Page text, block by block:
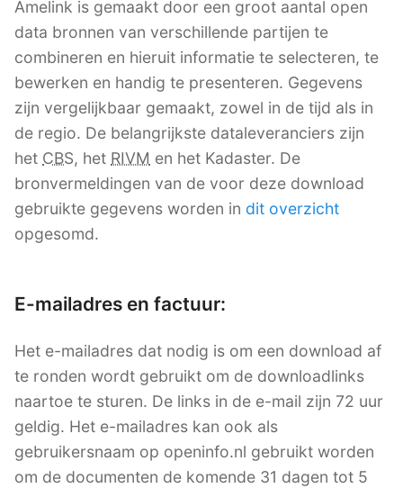
Amelink is gemaakt door een groot aantal open
data bronnen van verschillende partijen te
combineren en hieruit informatie te selecteren, te
bewerken en handig te presenteren. Gegevens
zijn vergelijkbaar gemaakt, zowel in de tijd als in
de regio. De belangrijkste dataleveranciers zijn
het CBS, het RIVM en het Kadaster. De
bronvermeldingen van de voor deze download
gebruikte gegevens worden in dit overzicht
opgesomd.
E-mailadres en factuur:
Het e-mailadres dat nodig is om een download af
te ronden wordt gebruikt om de downloadlinks
naartoe te sturen. De links in de e-mail zijn 72 uur
geldig. Het e-mailadres kan ook als
gebruikersnaam op openinfo.nl gebruikt worden
om de documenten de komende 31 dagen tot 5